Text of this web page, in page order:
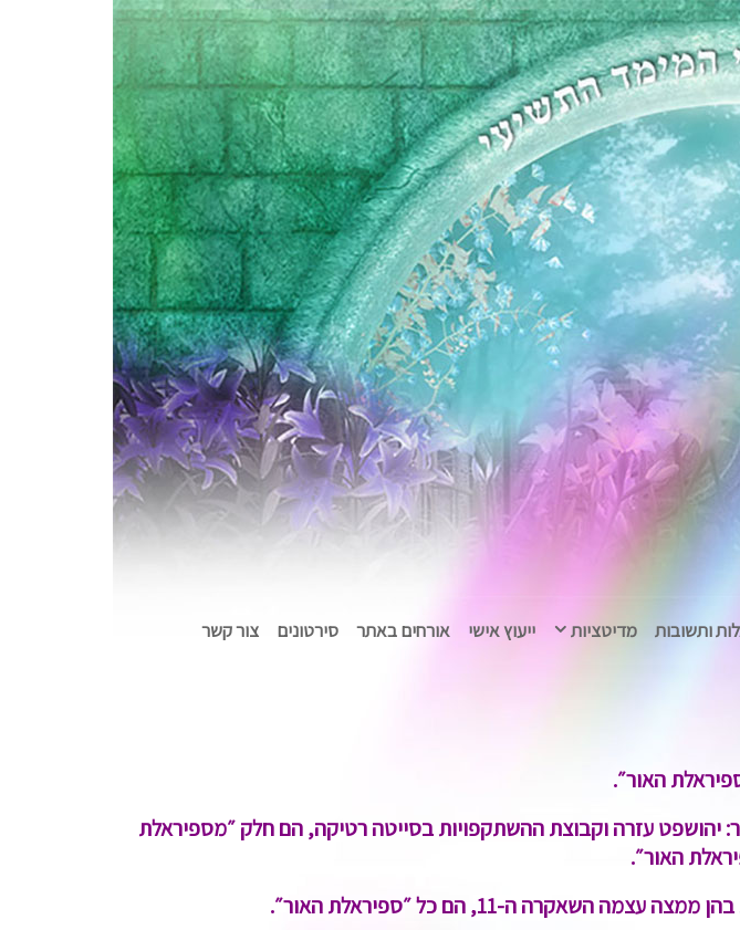
ותשובות מדיטציות ייעוץ אישי אורחים באתר סירטונים צור קשר
האור״.
יהושפט עזרה וקבוצת ההשתקפויות בסייטה רטיקה, הם חלק ״מספיראלת
האור״.
ה-11, הם כל ״ספיראלת האור״.